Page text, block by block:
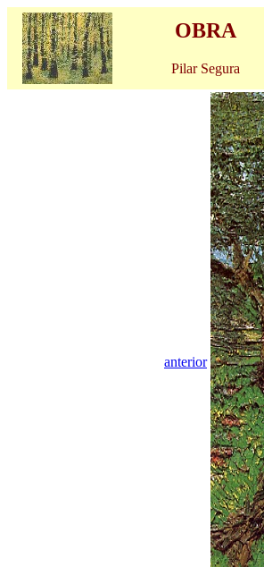
OBRA
Pilar Segura
anterior